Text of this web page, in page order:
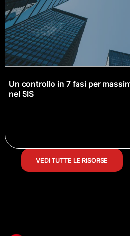
Un controllo in 7 fasi per
nel SIS
VEDI TUTTE LE RISORSE